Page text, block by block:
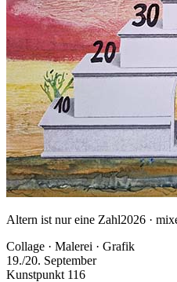
Altern ist nur eine Zahl2026 ·
Collage · Malerei · Grafik
19./20. September
Kunstpunkt 116